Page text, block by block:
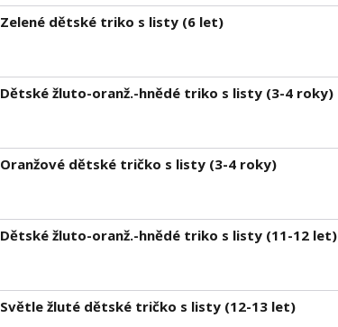
Zelené dětské triko s listy (6 let)
Dětské žluto-oranž.-hnědé triko s listy (3-4 roky)
Oranžové dětské tričko s listy (3-4 roky)
Dětské žluto-oranž.-hnědé triko s listy (11-12 let)
Světle žluté dětské tričko s listy (12-13 let)